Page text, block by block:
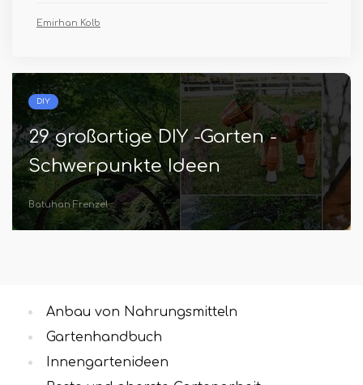
Emirhan Kolb
DIY
29 großartige DIY -Garten -
Schwerpunkte Ideen
Batuhan Frenzel
Anbau von Nahrungsmitteln
Gartenhandbuch
Innengartenideen